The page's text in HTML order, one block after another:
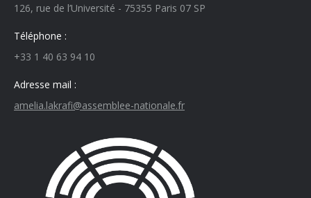
126, rue de l’Université - 75355 Paris 07 SP
Téléphone :
+33 1 40 63 94 10
Adresse mail :
amelia.lakrafi@assemblee-nationale.fr